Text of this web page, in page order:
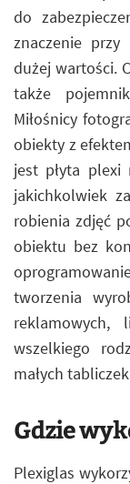
do
znaczenie
dużej wartości.
także
Miłośnicy
obiekty z
jest płyta
jakichkolwiek
robienia zdjęć
obiektu bez
tworzenia
reklamowych,
wszelkiego
małych
Gdzie
Plexiglas